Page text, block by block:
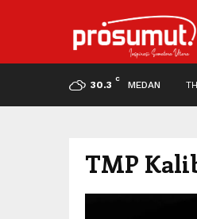
30.3
C
MEDAN
TMP